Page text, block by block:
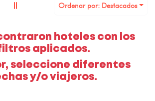
Ordenar por: Destacados
hoteles con los
aplicados.
seleccione diferentes
y/o viajeros.